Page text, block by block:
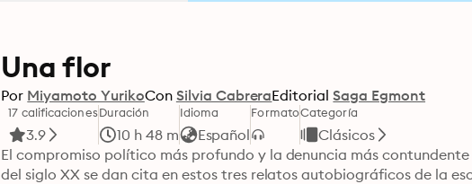
Una flor
Por Miyamoto YurikoCon Silvia CabreraEditorial Saga Egmont
17 calificaciones
3.9
Duración
10 h 48 m
Idioma
Español
FormatoCategoría
Clásicos
El compromiso político más profundo y la denuncia más
del siglo XX se dan cita en estos tres relatos autobiográficos de la